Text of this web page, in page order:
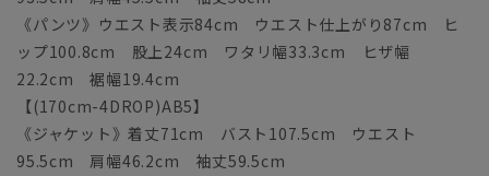
《パンツ》ウエスト表示84cm ウエスト仕上がり87cm ヒ
ップ100.8cm 股上24cm ワタリ幅33.3cm ヒザ幅
22.2cm 裾幅19.4cm
【(170cm-4DROP)AB5】
《ジャケット》着丈71cm バスト107.5cm ウエスト
95.5cm 肩幅46.2cm 袖丈59.5cm